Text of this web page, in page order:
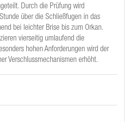
Durch die Prüfung wird
über die Schließfugen in das
bei leichter Brise bis zum Orkan.
vierseitig umlaufend die
hohen Anforderungen wird der
Verschlussmechanismen erhöht.